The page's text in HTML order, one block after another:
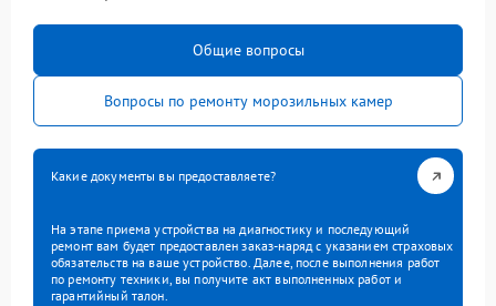
Общие вопросы
Вопросы по ремонту морозильных камер
Какие документы вы предоставляете?
На этапе приема устройства на диагностику и последующий
ремонт вам будет предоставлен заказ-наряд с указанием страховых
обязательств на ваше устройство. Далее, после выполнения работ
по ремонту техники, вы получите акт выполненных работ и
гарантийный талон.